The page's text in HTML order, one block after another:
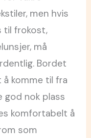
men hvis
til frokost,
må
Bordet
komme til fra
nok plass
komfortabelt å
som